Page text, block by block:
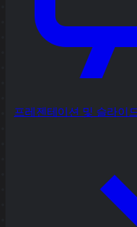
프레젠테이션 및 슬라이